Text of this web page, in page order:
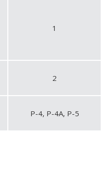
1
2
Р-4, Р-4А, Р-5